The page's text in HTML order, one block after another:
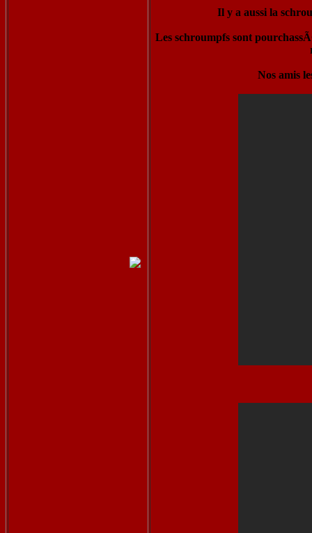
Il y a aussi la
Les schroumpfs sont
Nos amis